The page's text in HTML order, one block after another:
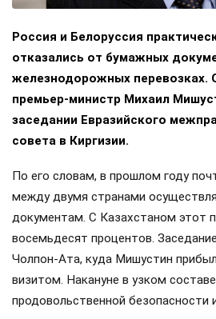
Россия и Белоруссия
отказались от бумажных
железнодорожных перевозках.
премьер-министр Михаил
заседании Евразийского
совета в Киргизии.
По его словам, в прошлом году
между двумя странами
документам. С Казахстаном этот
восемьдесят процентов.
Чолпон-Ата, куда Мишустин
визитом. Накануне в узком
продовольственной безопасности